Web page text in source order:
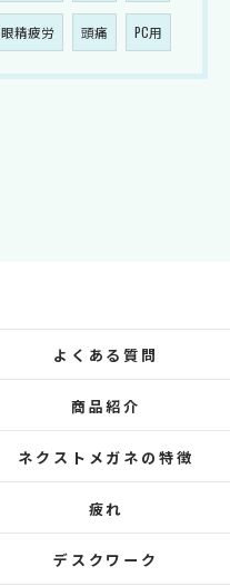
眼精疲労 頭痛 PC用
よくある質問
商品紹介
ネクストメガネの特徴
疲れ
デスクワーク